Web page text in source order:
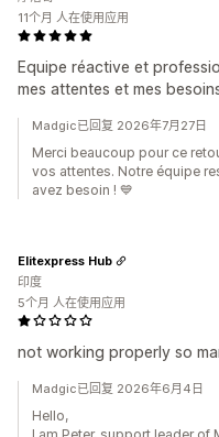
Equipe réactive et
mes attentes et mes
11个月 人在使用应用
Madgic已回复 2026年7月27日
Merci beaucoup pour ce
vos attentes. Notre équipe
avez besoin ! 💙
not working properly so
Elitexpress Hub
印度
5个月 人在使用应用
Madgic已回复 2026年6月4日
Hello,